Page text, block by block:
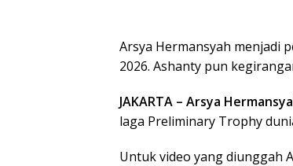
Arsya Hermansyah menjadi
2026. Ashanty pun
JAKARTA – Arsya
laga Preliminary Trophy
Untuk video yang diunggah